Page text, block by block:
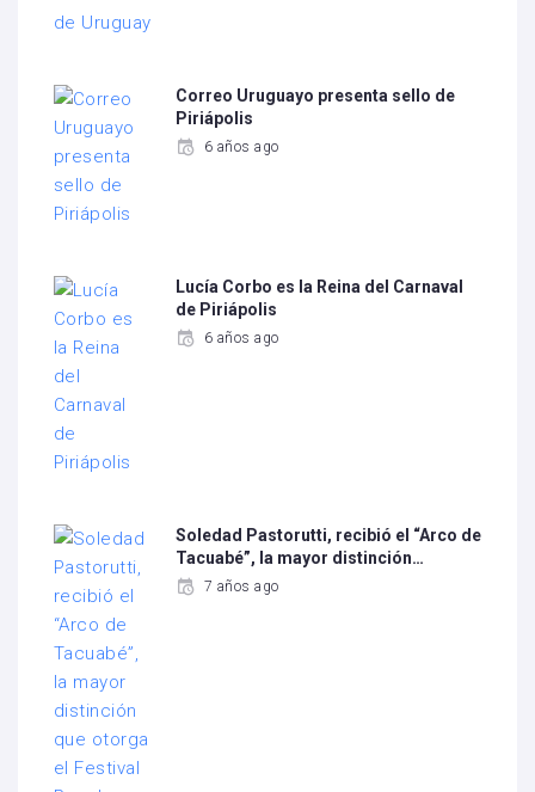
Correo Uruguayo presenta sello de
Piriápolis
6 años ago
Lucía Corbo es la Reina del Carnaval
de Piriápolis
6 años ago
Soledad Pastorutti, recibió el “Arco de
Tacuabé”, la mayor distinción…
7 años ago